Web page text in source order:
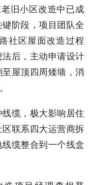
旧小区改造中已成
阶段，项目团队全
社区屋面改造过程
后，主动申请设计
屋顶四周矮墙，消
缆，极大影响居住
联系四大运营商拆
缆整合到一个线盒